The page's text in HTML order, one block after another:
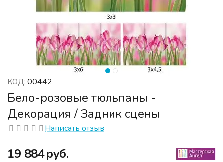
КОД: 00442
Бело-розовые тюльпаны -
Декорация / Задник сцены
Написать отзыв
‍19 884‍руб.